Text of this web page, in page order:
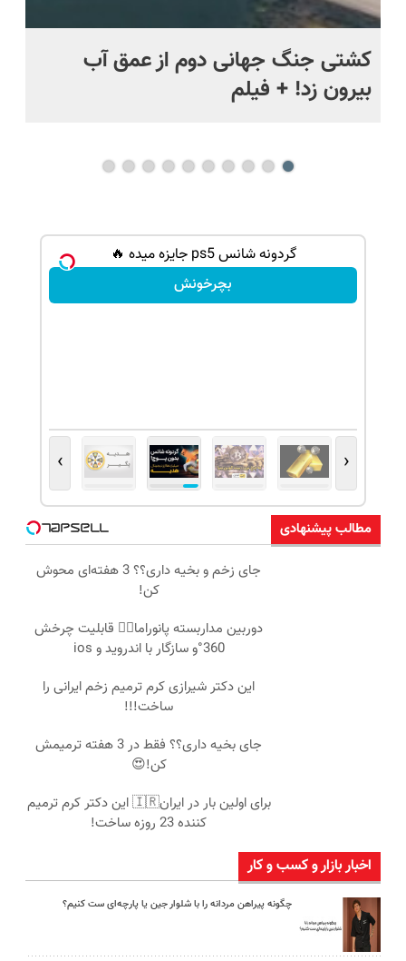
کشتی‌ جنگ جهانی دوم از عمق آب
بیرون زد! + فیلم
گردونه شانس ps5 جایزه میده 🔥
بچرخونش
‹
›
مطالب پیشنهادی
جای زخم و بخیه داری؟؟ 3 هفته‌ای محوش
کن!
دوربین مداربسته پانوراما👈🏻 قابلیت چرخش
360°و سازگار با اندروید و ios
این دکتر شیرازی کرم ترمیم زخم ایرانی را
ساخت!!!
جای بخیه داری؟؟ فقط در 3 هفته ترمیمش
کن!😍
برای اولین بار در ایران🇮🇷 این دکتر کرم ترمیم
کننده 23 روزه ساخت!
اخبار بازار و کسب و کار
چگونه پیراهن مردانه را با شلوار جین یا پارچه‌ای ست کنیم؟